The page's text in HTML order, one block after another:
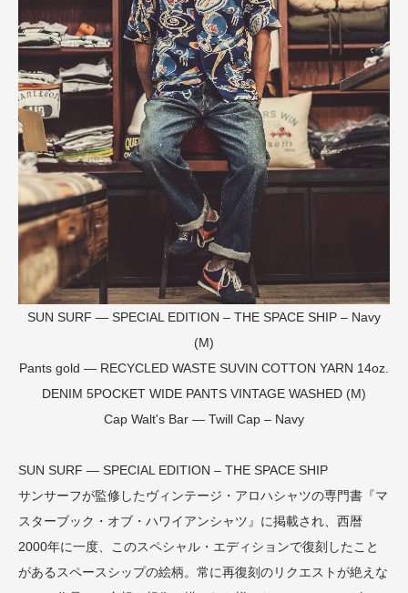
SUN SURF — SPECIAL EDITION – THE SPACE SHIP – Navy
(M)
Pants gold — RECYCLED WASTE SUVIN COTTON YARN 14oz.
DENIM 5POCKET WIDE PANTS VINTAGE WASHED (M)
Cap Walt's Bar — Twill Cap – Navy
SUN SURF — SPECIAL EDITION – THE SPACE SHIP
サンサーフが監修したヴィンテージ・アロハシャツの専門書『マ
スターブック・オブ・ハワイアンシャツ』に掲載され、西暦
2000年に一度、このスペシャル・エディションで復刻したこと
があるスペースシップの絵柄。常に再復刻のリクエストが絶えな